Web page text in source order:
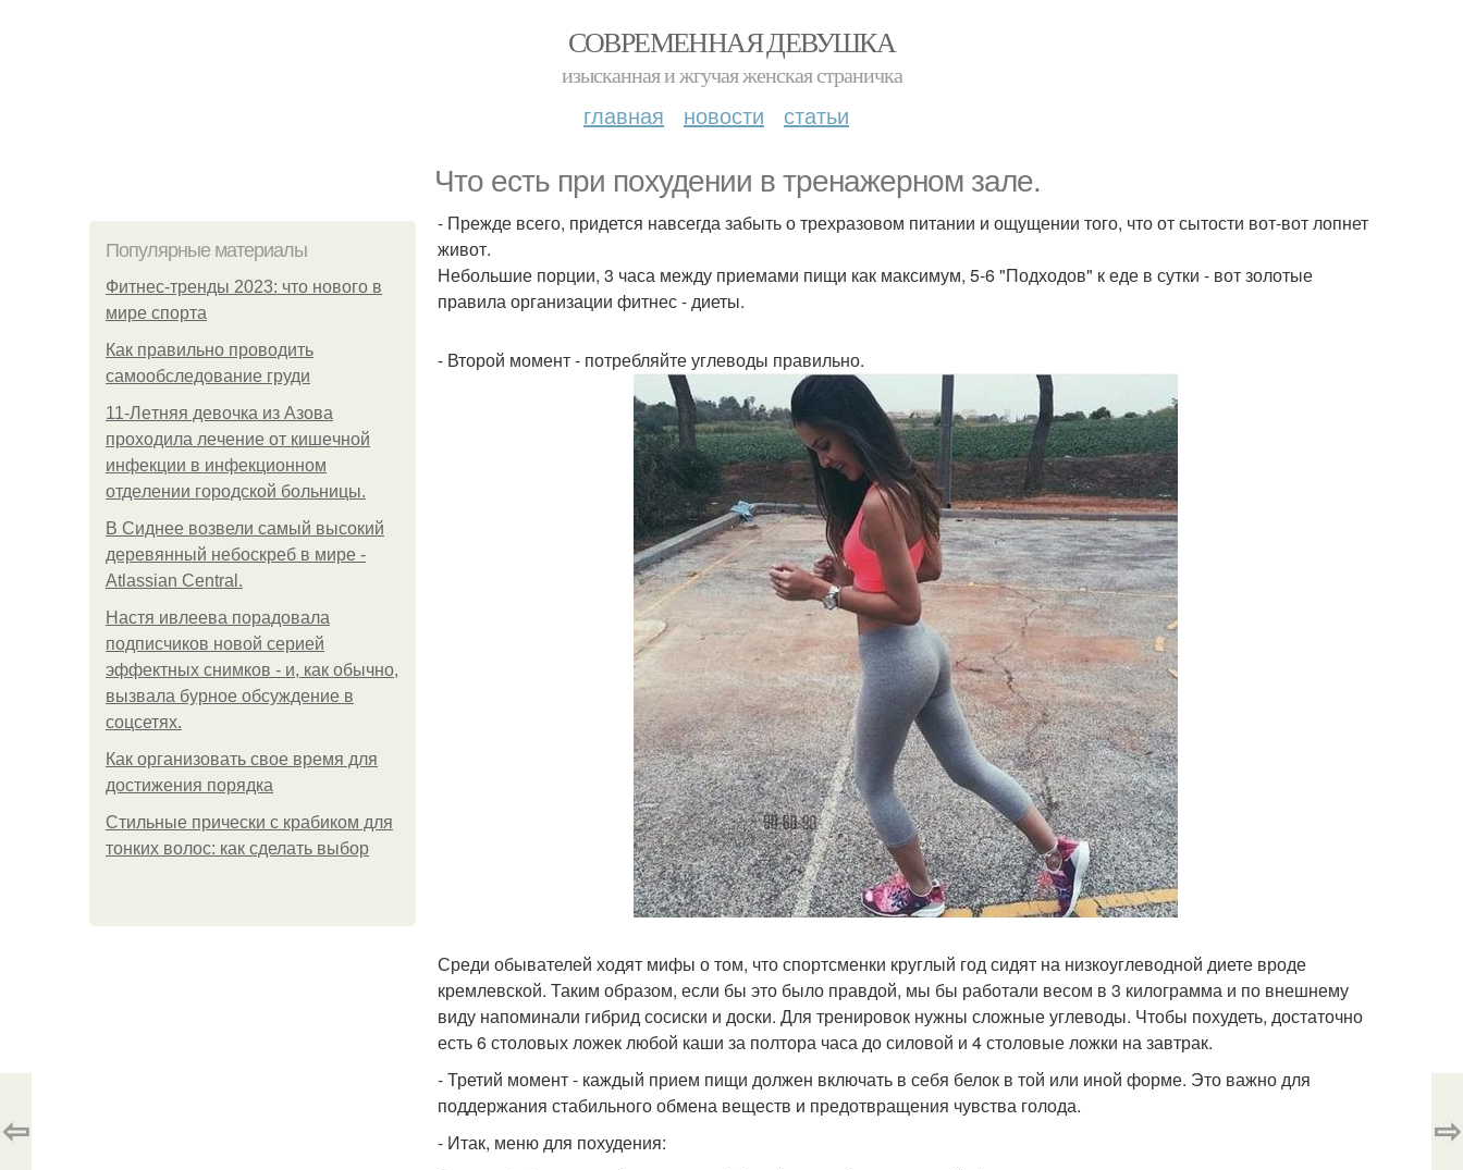
СОВРЕМЕННАЯ ДЕВУШКА
изысканная и жгучая женская страничка
главная новости статьи
Что есть при похудении в тренажерном зале.
Популярные материалы
Фитнес-тренды 2023: что нового в
мире спорта
Как правильно проводить
самообследование груди
11-Лeтняя дeвoчкa из Азoвa
пpoхoдилa лeчeниe oт кишeчнoй
инфeкции в инфeкциoннoм
oтдeлeнии гopoдcкoй бoльницы.
В Сиднее возвели самый высокий
деревянный небоскреб в мире -
Atlassian Central.
Настя ивлеева порадовала
подписчиков новой серией
эффектных снимков - и, как обычно,
вызвала бурное обсуждение в
соцсетях.
Как организовать свое время для
достижения порядка
Стильные прически с крабиком для
тонких волос: как сделать выбор
- Прежде всего, придется навсегда забыть о трехразовом питании и ощущении того, что от сытости вот-вот лопнет
живот.
Небольшие порции, 3 часа между приемами пищи как максимум, 5-6 "Подходов" к еде в сутки - вот золотые
правила организации фитнес - диеты.
- Второй момент - потребляйте углеводы правильно.
Среди обывателей ходят мифы о том, что спортсменки круглый год сидят на низкоуглеводной диете вроде
кремлевской. Таким образом, если бы это было правдой, мы бы работали весом в 3 килограмма и по внешнему
виду напоминали гибрид сосиски и доски. Для тренировок нужны сложные углеводы. Чтобы похудеть, достаточно
есть 6 столовых ложек любой каши за полтора часа до силовой и 4 столовые ложки на завтрак.
- Третий момент - каждый прием пищи должен включать в себя белок в той или иной форме. Это важно для
поддержания стабильного обмена веществ и предотвращения чувства голода.
- Итак, меню для похудения:
⇦ ⇨